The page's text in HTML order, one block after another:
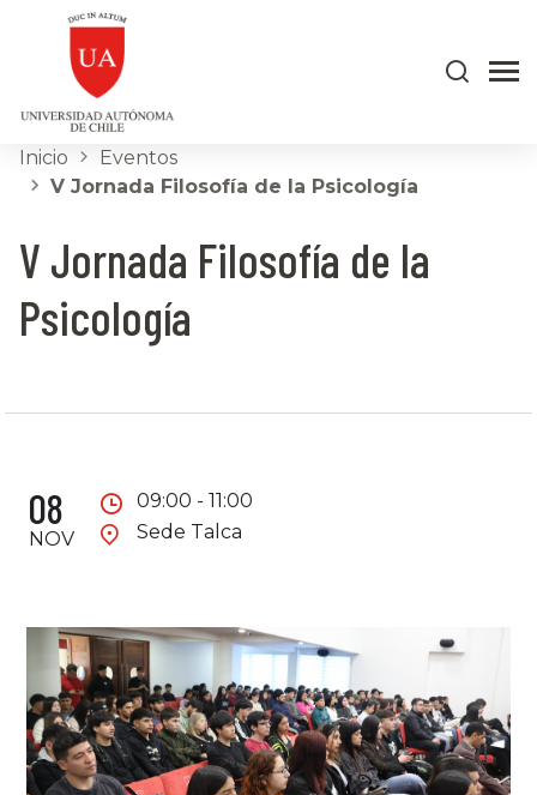
Inicio
Eventos
V Jornada Filosofía de la Psicología
V Jornada Filosofía de la
Psicología
08
NOV
09:00 - 11:00
Sede Talca